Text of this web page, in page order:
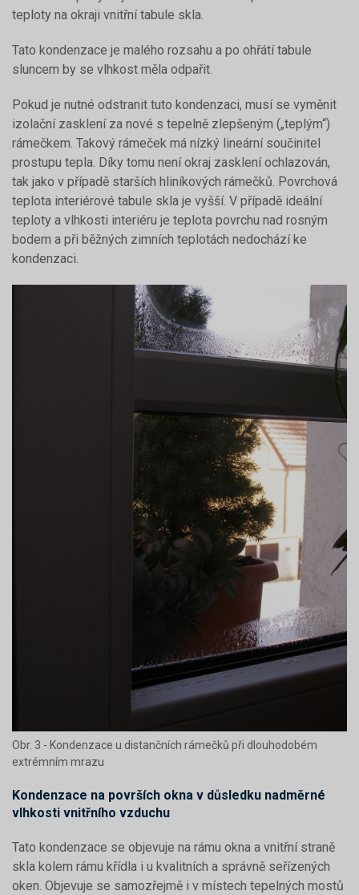
teploty na okraji vnitřní tabule skla.
Tato kondenzace je malého rozsahu a po ohřátí tabule
sluncem by se vlhkost měla odpařit.
Pokud je nutné odstranit tuto kondenzaci, musí se vyměnit
izolační zasklení za nové s tepelně zlepšeným („teplým“)
rámečkem. Takový rámeček má nízký lineární součinitel
prostupu tepla. Díky tomu není okraj zasklení ochlazován,
tak jako v případě starších hliníkových rámečků. Povrchová
teplota interiérové tabule skla je vyšší. V případě ideální
teploty a vlhkosti interiéru je teplota povrchu nad rosným
bodem a při běžných zimních teplotách nedochází ke
kondenzaci.
Obr. 3 - Kondenzace u distančních rámečků při dlouhodobém
extrémním mrazu
Kondenzace na površích okna v důsledku nadměrné
vlhkosti vnitřního vzduchu
Tato kondenzace se objevuje na rámu okna a vnitřní straně
skla kolem rámu křídla i u kvalitních a správně seřízených
oken. Objevuje se samozřejmě i v místech tepelných mostů